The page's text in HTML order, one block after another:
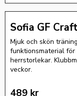
Sofia GF
Mjuk och skön
funktionsmaterial för
herrstorlekar.
veckor.
489 kr